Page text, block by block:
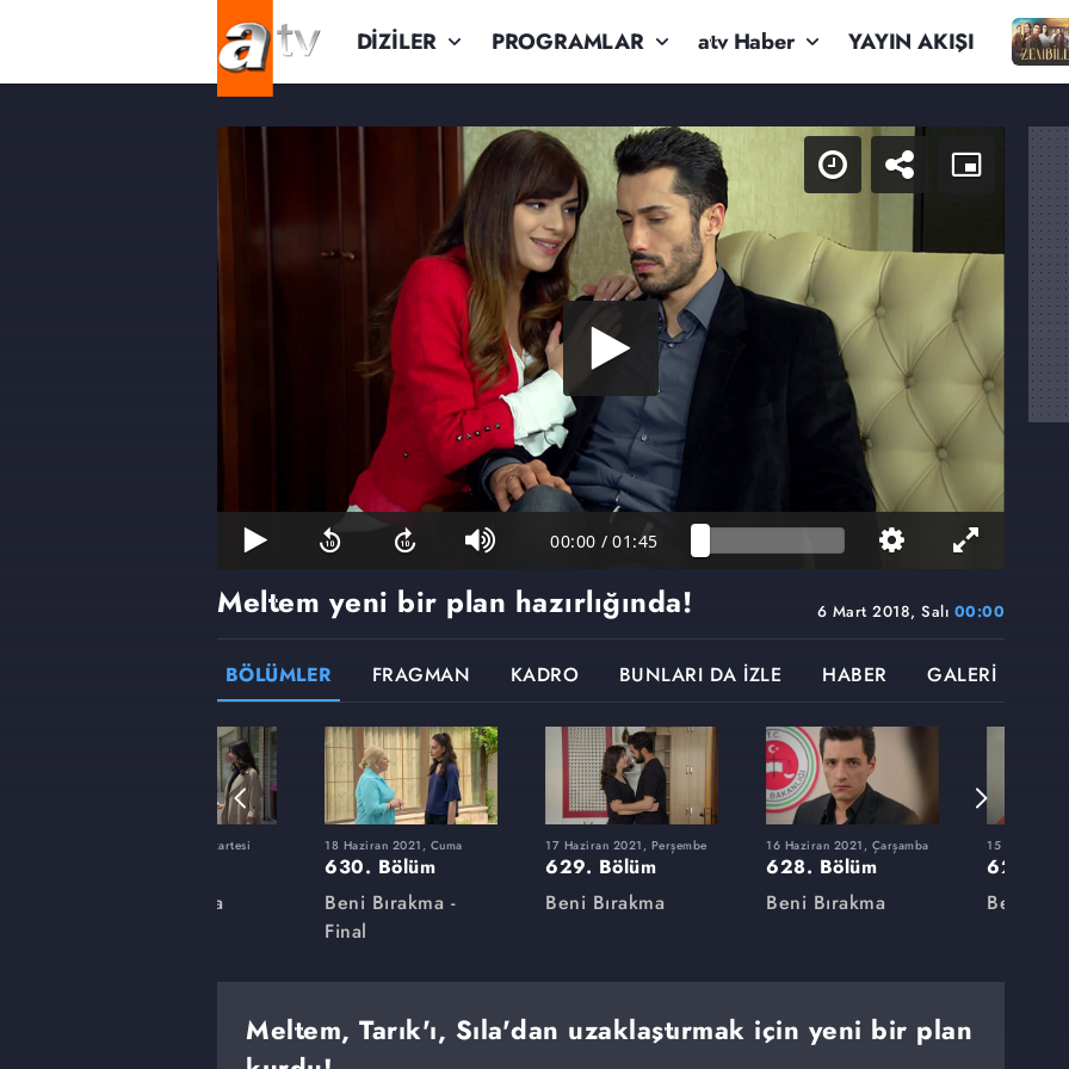
DİZİLER PROGRAMLAR atv Haber YAYIN AKIŞI
00:00 / 01:45
6 Mart 2018, Salı 00:00
Meltem yeni bir plan hazırlığında!
BÖLÜMLER FRAGMAN KADRO BUNLARI DA İZLE HABER GALERİ
31 Mayıs 2021, Pazartesi
Beni Bırakma
18 Haziran 2021, Cuma
630. Bölüm
Beni Bırakma -
Final
17 Haziran 2021, Perşembe
629. Bölüm
Beni Bırakma
16 Haziran 2021, Çarşamba
628. Bölüm
Beni Bırakma
15 Haziran
627.
Beni
Meltem, Tarık'ı, Sıla'dan uzaklaştırmak için yeni bir plan